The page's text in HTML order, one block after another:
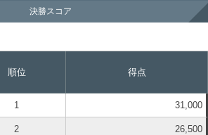
決勝スコア
順位 得点
1 31,000
2 26,500